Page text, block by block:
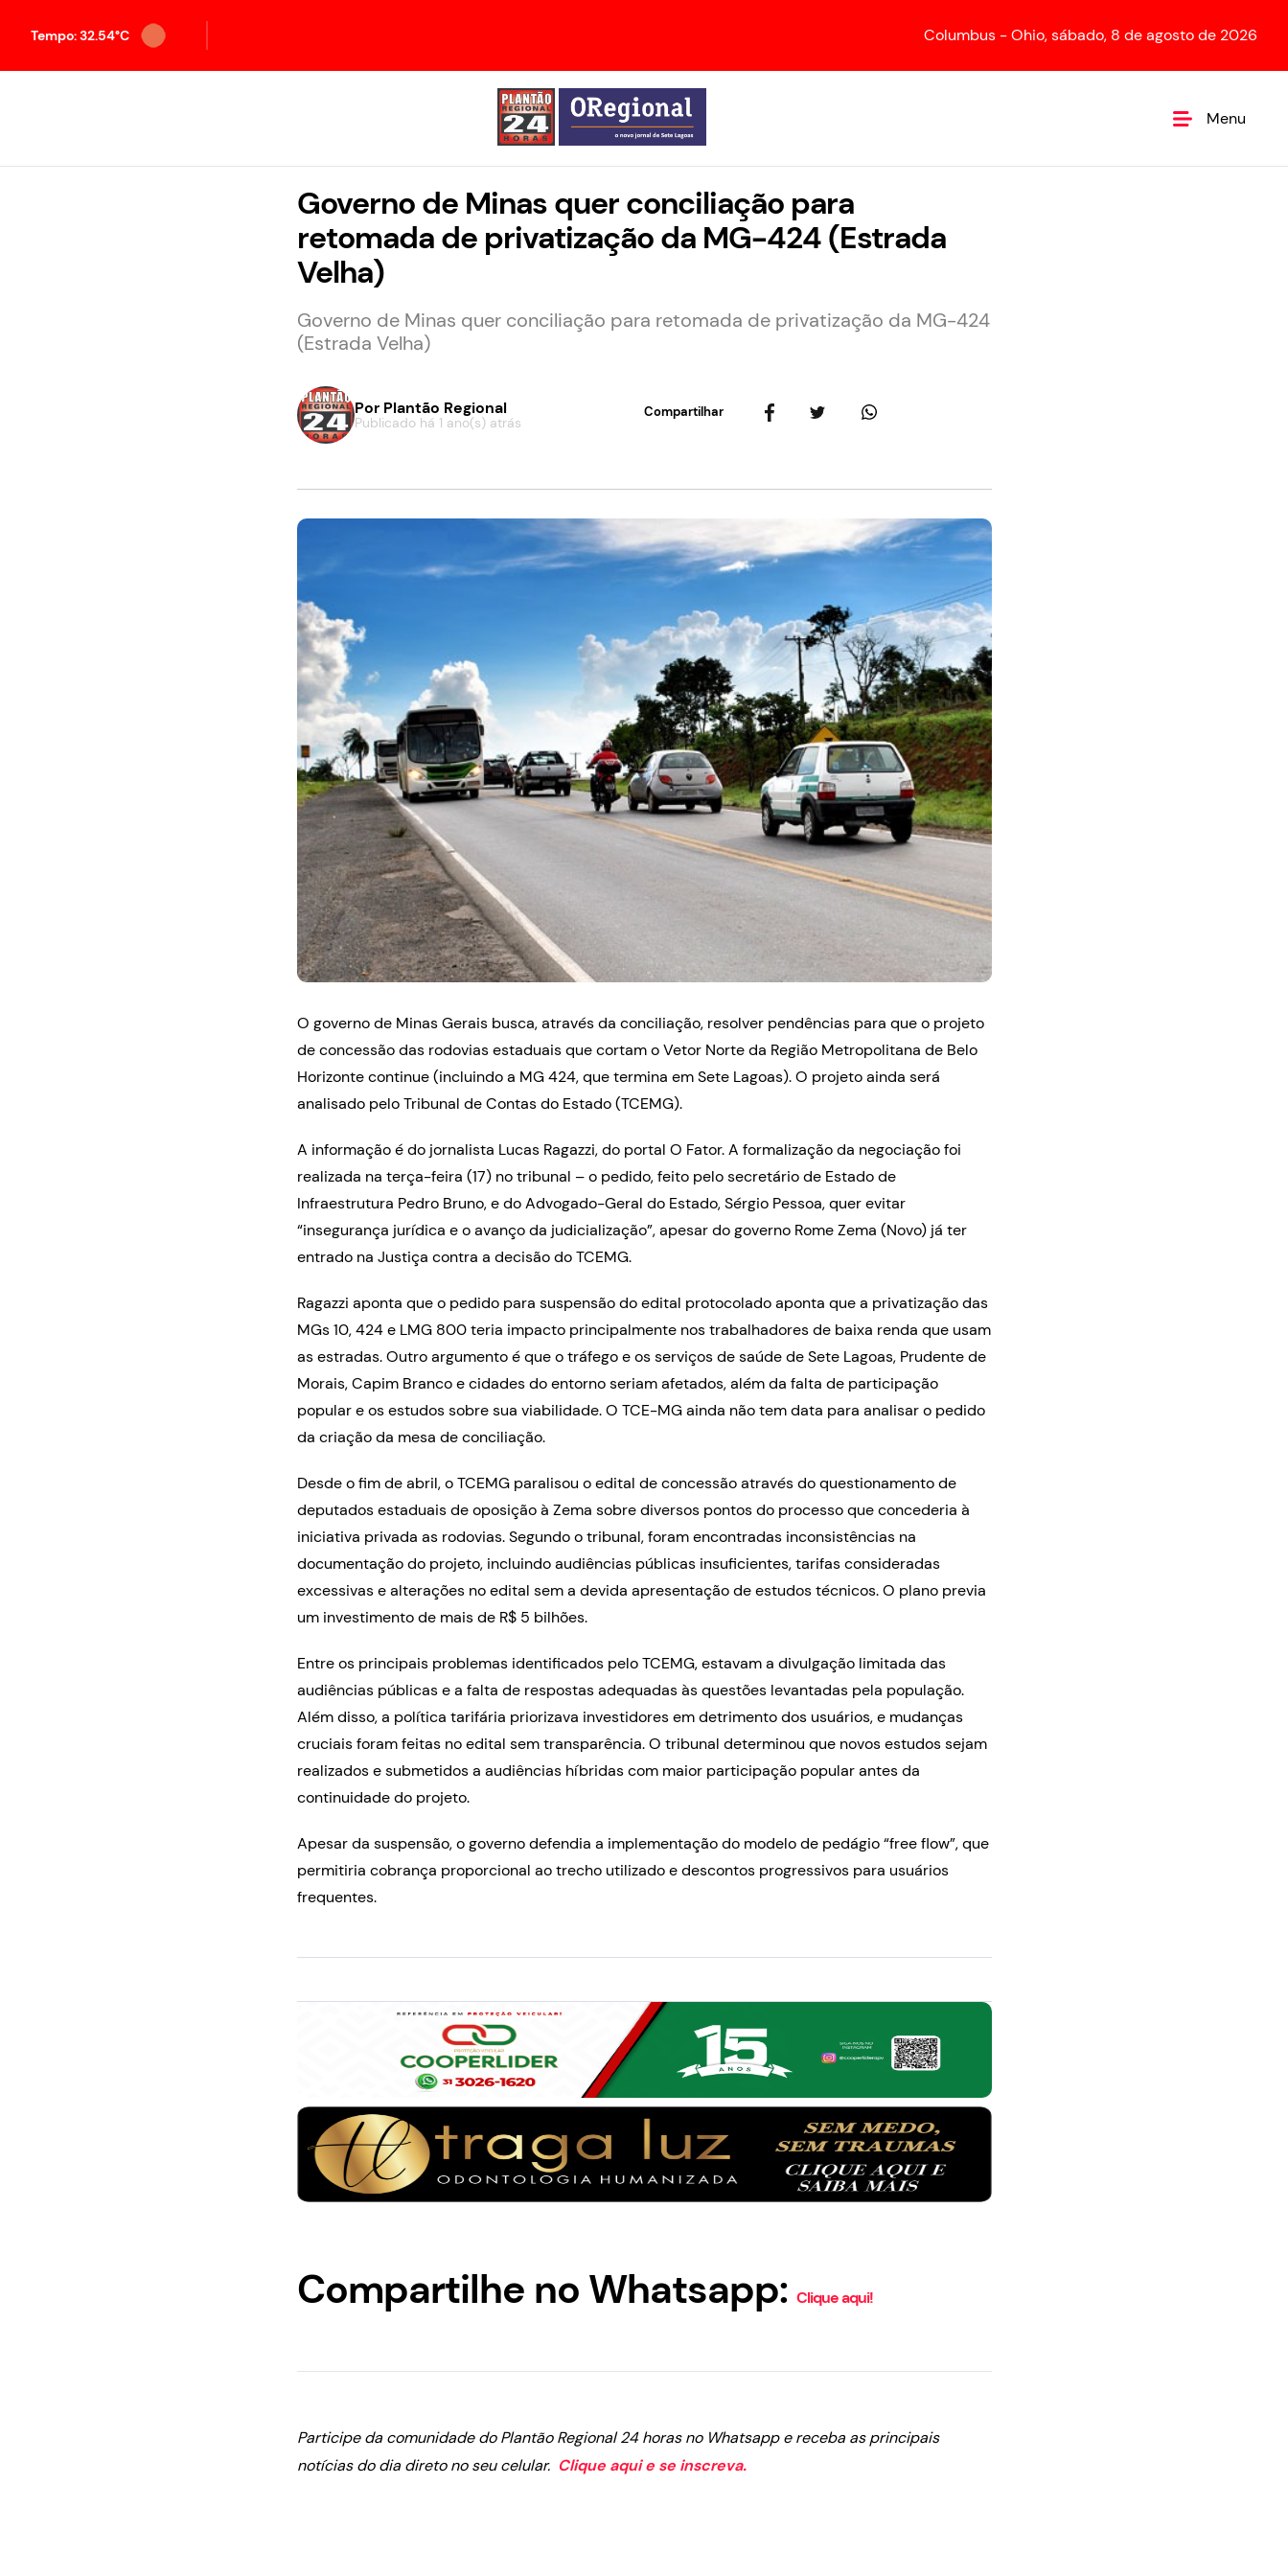
Tempo: 32.54°C Columbus - Ohio, sábado, 8 de agosto de 2026
Menu
Governo de Minas quer conciliação para
retomada de privatização da MG-424 (Estrada
Velha)
Governo de Minas quer conciliação para retomada de privatização da MG-424
(Estrada Velha)
Por Plantão Regional
Publicado há 1 ano(s) atrás
Compartilhar
O governo de Minas Gerais busca, através da conciliação, resolver pendências para que o projeto
de concessão das rodovias estaduais que cortam o Vetor Norte da Região Metropolitana de Belo
Horizonte continue (incluindo a MG 424, que termina em Sete Lagoas). O projeto ainda será
analisado pelo Tribunal de Contas do Estado (TCEMG).
A informação é do jornalista Lucas Ragazzi, do portal O Fator. A formalização da negociação foi
realizada na terça-feira (17) no tribunal – o pedido, feito pelo secretário de Estado de
Infraestrutura Pedro Bruno, e do Advogado-Geral do Estado, Sérgio Pessoa, quer evitar
“insegurança jurídica e o avanço da judicialização”, apesar do governo Rome Zema (Novo) já ter
entrado na Justiça contra a decisão do TCEMG.
Ragazzi aponta que o pedido para suspensão do edital protocolado aponta que a privatização das
MGs 10, 424 e LMG 800 teria impacto principalmente nos trabalhadores de baixa renda que usam
as estradas. Outro argumento é que o tráfego e os serviços de saúde de Sete Lagoas, Prudente de
Morais, Capim Branco e cidades do entorno seriam afetados, além da falta de participação
popular e os estudos sobre sua viabilidade. O TCE-MG ainda não tem data para analisar o pedido
da criação da mesa de conciliação.
Desde o fim de abril, o TCEMG paralisou o edital de concessão através do questionamento de
deputados estaduais de oposição à Zema sobre diversos pontos do processo que concederia à
iniciativa privada as rodovias. Segundo o tribunal, foram encontradas inconsistências na
documentação do projeto, incluindo audiências públicas insuficientes, tarifas consideradas
excessivas e alterações no edital sem a devida apresentação de estudos técnicos. O plano previa
um investimento de mais de R$ 5 bilhões.
Entre os principais problemas identificados pelo TCEMG, estavam a divulgação limitada das
audiências públicas e a falta de respostas adequadas às questões levantadas pela população.
Além disso, a política tarifária priorizava investidores em detrimento dos usuários, e mudanças
cruciais foram feitas no edital sem transparência. O tribunal determinou que novos estudos sejam
realizados e submetidos a audiências híbridas com maior participação popular antes da
continuidade do projeto.
Apesar da suspensão, o governo defendia a implementação do modelo de pedágio “free flow”, que
permitiria cobrança proporcional ao trecho utilizado e descontos progressivos para usuários
frequentes.
Compartilhe no Whatsapp: Clique aqui!
Participe da comunidade do Plantão Regional 24 horas no Whatsapp e receba as principais
notícias do dia direto no seu celular. Clique aqui e se inscreva.